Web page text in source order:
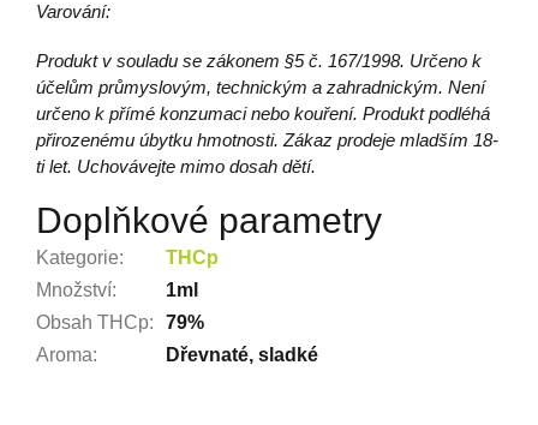
Varování:
Produkt v souladu se zákonem §5 č. 167/1998. Určeno k
účelům průmyslovým, technickým a zahradnickým. Není
určeno k přímé konzumaci nebo kouření. Produkt podléhá
přirozenému úbytku hmotnosti. Zákaz prodeje mladším 18-
ti let. Uchovávejte mimo dosah dětí.
Doplňkové parametry
Kategorie:
THCp
Množství:
1ml
Obsah THCp:
79%
Aroma: Dřevnaté, sladké